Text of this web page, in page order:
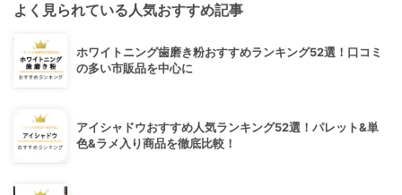
よく見られている人気おすすめ記事
ホワイトニング歯磨き粉おすすめランキング52選！口コミ
の多い市販品を中心に
アイシャドウおすすめ人気ランキング52選！パレット&単
色&ラメ入り商品を徹底比較！